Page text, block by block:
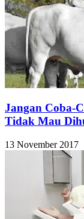
Jangan Coba-
Tidak Mau
13 November 2017